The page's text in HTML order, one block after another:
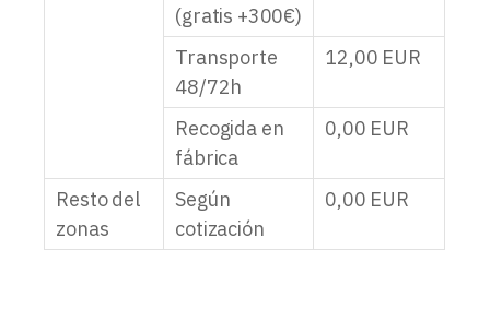
(gratis +300€)
Transporte
48/72h
12,00 EUR
Recogida en
fábrica
0,00 EUR
Resto del
zonas
Según
cotización
0,00 EUR